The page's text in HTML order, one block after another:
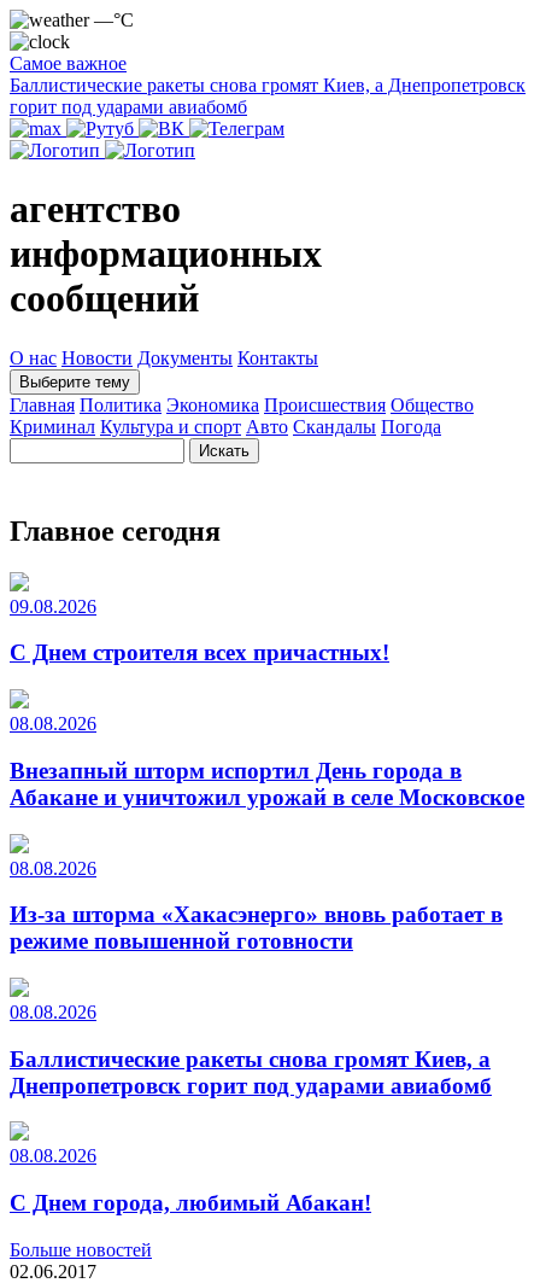
—°C
Самое важное
Баллистические ракеты снова громят Киев, а Днепропетровск
горит под ударами авиабомб
агентство
информационных
сообщений
О нас Новости Документы Контакты
Выберите тему
Главная Политика Экономика Происшествия Общество
Криминал Культура и спорт Авто Скандалы Погода
Главное сегодня
09.08.2026
С Днем строителя всех причастных!
08.08.2026
Внезапный шторм испортил День города в
Абакане и уничтожил урожай в селе Московское
08.08.2026
Из-за шторма «Хакасэнерго» вновь работает в
режиме повышенной готовности
08.08.2026
Баллистические ракеты снова громят Киев, а
Днепропетровск горит под ударами авиабомб
08.08.2026
С Днем города, любимый Абакан!
Больше новостей
02.06.2017